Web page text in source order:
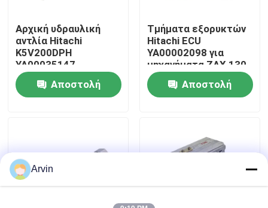
επαφή
Νέα
Ανταλλακτικά Liugong
Ανταλλακτικά Cummins
Αρχική υδραυλική
αντλία Hitachi
K5V200DPH
YA00035147
Εφαρμογή για
Εκσκαφέα ZX450 470
Αποστολή
Τμήματα εξορυκτών
Hitachi ECU
YA00002098 για
μηχανήματα ZAX 130
Αποστολή
Arvin